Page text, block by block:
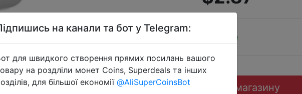
Sale
Перейти до магазину
на канали та бот у Telegram:
для швидкого створення прямих посилань вашого
на роздліли монет Coins, Superdeals та інших
для більшої економії @AliSuperCoinsBot